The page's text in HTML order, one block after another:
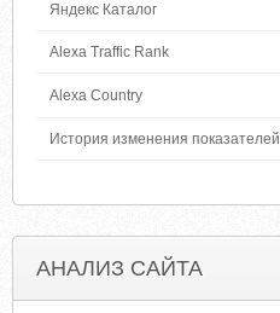
Яндекс Каталог
Alexa Traffic Rank
Alexa Country
История изменения показателей
АНАЛИЗ САЙТА